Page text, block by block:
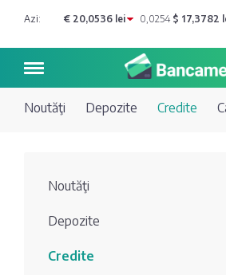
Azi: € 20,0536 lei 0,0254 $ 17,3782
bancher
Comerțbank
Noutăţi Depozite Credite
Noutăţi
Depozite
Credite